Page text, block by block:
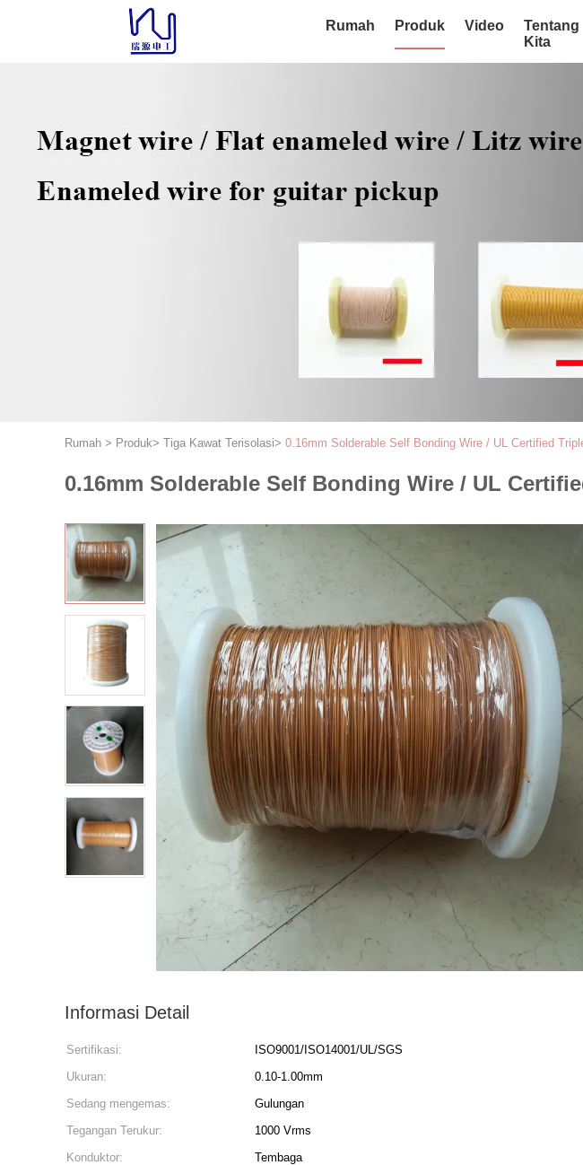
Rumah Produk Video
Tentang
Kita
Rumah > Produk> Tiga Kawat Terisolasi> 0.16mm Solderable Self Bonding Wire / UL Certified
0.16mm Solderable Self Bonding Wire / UL
Informasi Detail
Sertifikasi: ISO9001/ISO14001/UL/SGS
Ukuran:
0.10-1.00mm
Sedang mengemas:
Gulungan
Tegangan Terukur:
1000 Vrms
Konduktor:
Tembaga